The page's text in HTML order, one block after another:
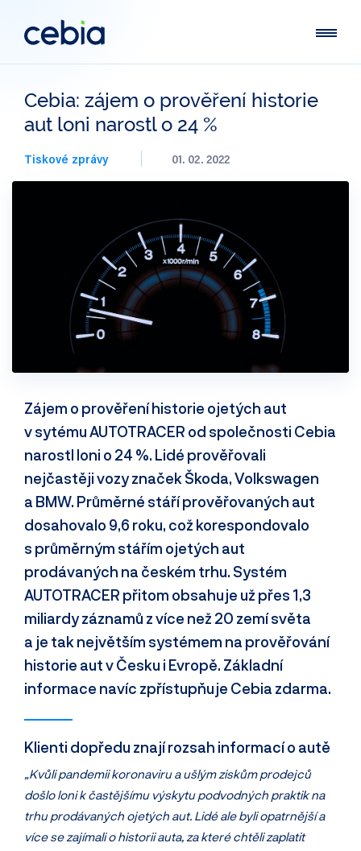
Cebia: zájem o prověření historie
aut loni narostl o 24 %
Tiskové zprávy 01. 02. 2022
Zájem o prověření historie ojetých aut
v sytému AUTOTRACER od společnosti Cebia
narostl loni o 24 %. Lidé prověřovali
nejčastěji vozy značek Škoda, Volkswagen
a BMW. Průměrné stáří prověřovaných aut
dosahovalo 9,6 roku, což korespondovalo
s průměrným stářím ojetých aut
prodávaných na českém trhu. Systém
AUTOTRACER přitom obsahuje už přes 1,3
miliardy záznamů z více než 20 zemí světa
a je tak největším systémem na prověřování
historie aut v Česku i Evropě. Základní
informace navíc zpřístupňuje Cebia zdarma.
Klienti dopředu znají rozsah informací o autě
„Kvůli pandemii koronaviru a ušlým ziskům prodejců
došlo loni k častějšímu výskytu podvodných praktik na
trhu prodávaných ojetých aut. Lidé ale byli opatrnější a
více se zajímali o historii auta, za které chtěli zaplatit